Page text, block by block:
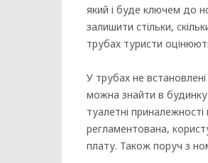
який і буде ключем до
залишити стільки,
трубах туристи
У трубах не
можна знайти в будинку
туалетні
регламентована,
плату. Також поруч з